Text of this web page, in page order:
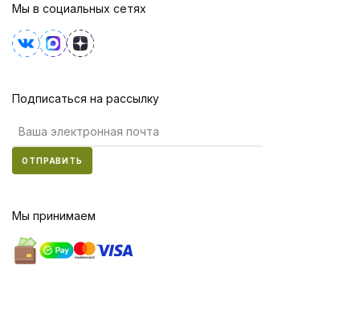
Мы в социальных сетях
Подписаться на рассылку
ОТПРАВИТЬ
Мы принимаем